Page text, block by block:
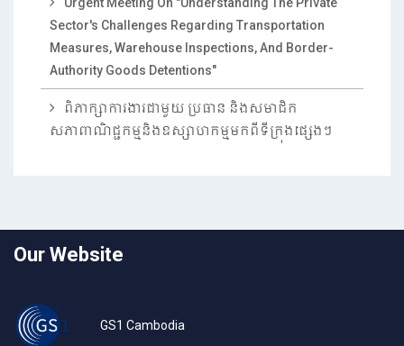
Sector's Challenges Regarding Transportation
Measures, Warehouse Inspections, And Border-
Authority Goods Detentions"
ពិភាក្សាការងារជាមួយ ប្រធាន និងសមាជិក
សភាពាណិជ្ជកម្មនិងឧស្សាហកម្មមកពីទីក្រុងផ្សេងៗ
Our Website
GS1 Cambodia